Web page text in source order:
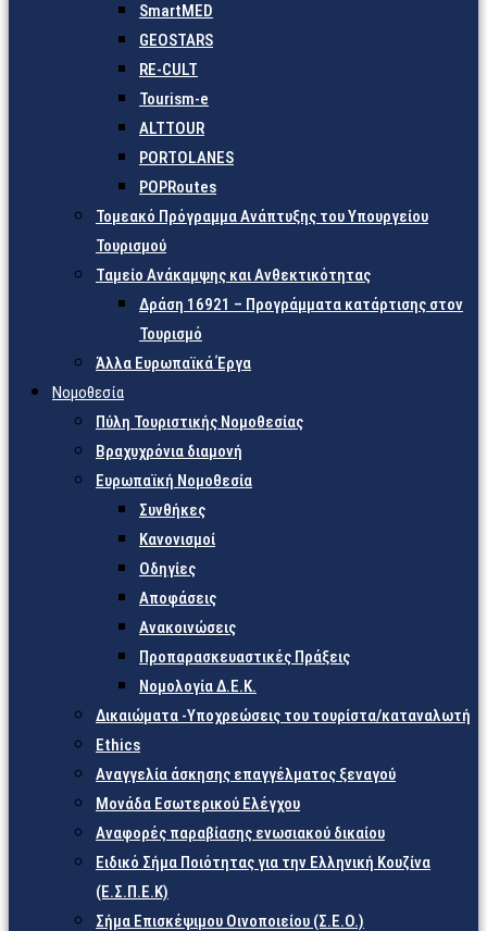
SmartMED
GEOSTARS
RE-CULT
Tourism-e
ALTTOUR
PORTOLANES
POPRoutes
Τομεακό Πρόγραμμα Ανάπτυξης του Υπουργείου
Τουρισμού
Ταμείο Ανάκαμψης και Ανθεκτικότητας
Δράση 16921 – Προγράμματα κατάρτισης στον
Τουρισμό
Άλλα Ευρωπαϊκά Έργα
Νομοθεσία
Πύλη Τουριστικής Νομοθεσίας
Βραχυχρόνια διαμονή
Ευρωπαϊκή Νομοθεσία
Συνθήκες
Κανονισμοί
Οδηγίες
Αποφάσεις
Ανακοινώσεις
Προπαρασκευαστικές Πράξεις
Νομολογία Δ.Ε.Κ.
Δικαιώματα -Υποχρεώσεις του τουρίστα/καταναλωτή
Ethics
Αναγγελία άσκησης επαγγέλματος ξεναγού
Μονάδα Εσωτερικού Ελέγχου
Αναφορές παραβίασης ενωσιακού δικαίου
Ειδικό Σήμα Ποιότητας για την Ελληνική Κουζίνα
(Ε.Σ.Π.Ε.Κ)
Σήμα Επισκέψιμου Οινοποιείου (Σ.Ε.Ο.)